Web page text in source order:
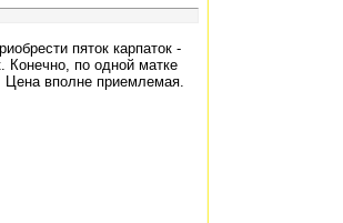
пяток карпаток -
Конечно, по одной матке
Цена вполне приемлемая.